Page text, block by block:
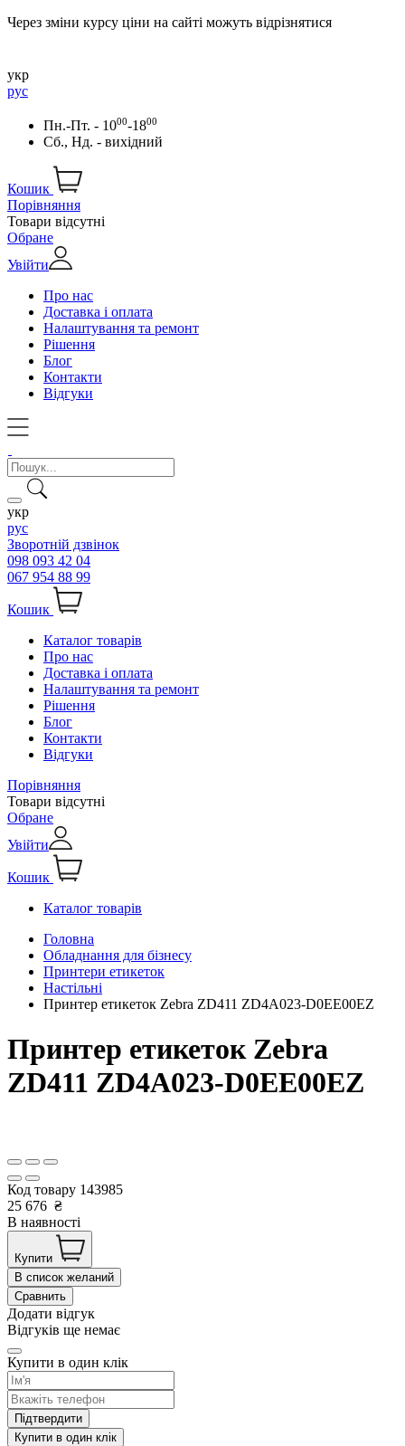
Через зміни курсу ціни на сайті можуть відрізнятися
укр
рус
Пн.-Пт. - 1000-1800
Сб., Нд. - вихідний
Кошик
Порівняння
Товари відсутні
Обране
Увійти
Про нас
Доставка і оплата
Налаштування та ремонт
Рішення
Блог
Контакти
Відгуки
укр
рус
Зворотній дзвінок
098 093 42 04
067 954 88 99
Кошик
Каталог товарів
Про нас
Доставка і оплата
Налаштування та ремонт
Рішення
Блог
Контакти
Відгуки
Порівняння
Товари відсутні
Обране
Увійти
Кошик
Каталог товарів
Головна
Обладнання для бізнесу
Принтери етикеток
Настільні
Принтер етикеток Zebra ZD411 ZD4A023-D0EE00EZ
Принтер етикеток Zebra
ZD411 ZD4A023-D0EE00EZ
Код товару 143985
25 676 ₴
В наявності
Купити
В список желаний
Сравнить
Додати відгук
Відгуків ще немає
Купити в один клік
Підтвердити
Купити в один клік